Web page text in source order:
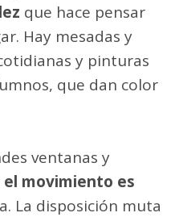
que hace pensar
Hay mesadas y
y pinturas
que dan color
ventanas y
el movimiento es
La disposición muta